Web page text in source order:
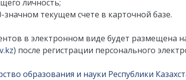
личность;
текущем счете в карточной базе.
в электронном виде будет размещена
) после регистрации персонального
образования и науки Республики